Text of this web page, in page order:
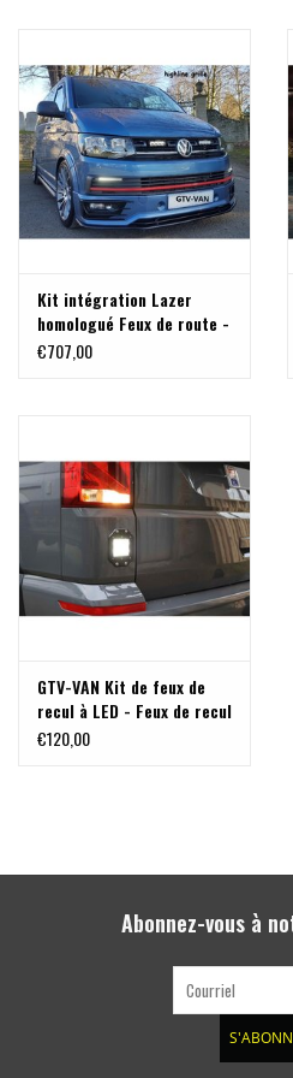
Kit intégration Lazer
homologué Feux de route -
VW T6
€707,00
GTV-VAN Kit de feux de
recul à LED - Feux de recul
à LED supplémentaires
€120,00
Abonnez-vous à